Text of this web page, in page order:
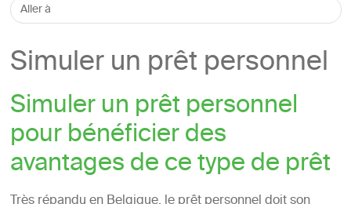
Simuler un prêt personnel
Simuler un prêt personnel
pour bénéficier des
avantages de ce type de prêt